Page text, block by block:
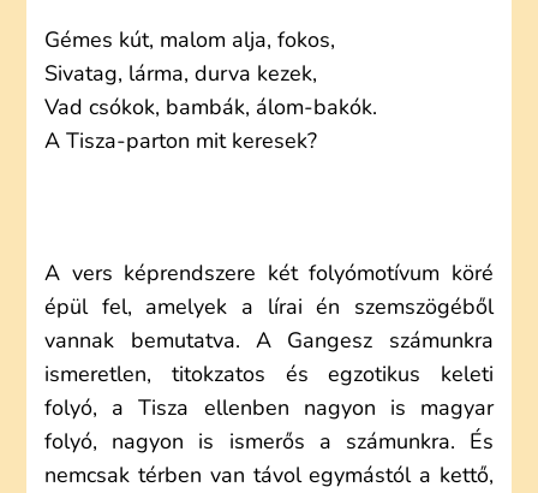
Gémes kút, malom alja, fokos,
Sivatag, lárma, durva kezek,
Vad csókok, bambák, álom-bakók.
A Tisza-parton mit keresek?
A vers képrendszere két folyómotívum köré
épül fel, amelyek a lírai én szemszögéből
vannak bemutatva. A Gangesz számunkra
ismeretlen, titokzatos és egzotikus keleti
folyó, a Tisza ellenben nagyon is magyar
folyó, nagyon is ismerős a számunkra. És
nemcsak térben van távol egymástól a kettő,